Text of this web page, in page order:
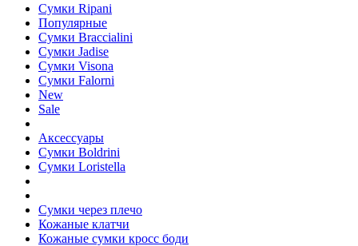
Сумки Ripani
Популярные
Сумки Braccialini
Сумки Jadise
Сумки Visona
Сумки Falorni
New
Sale
Аксессуары
Сумки Boldrini
Сумки Loristella
Сумки через плечо
Кожаные клатчи
Кожаные сумки кросс боди